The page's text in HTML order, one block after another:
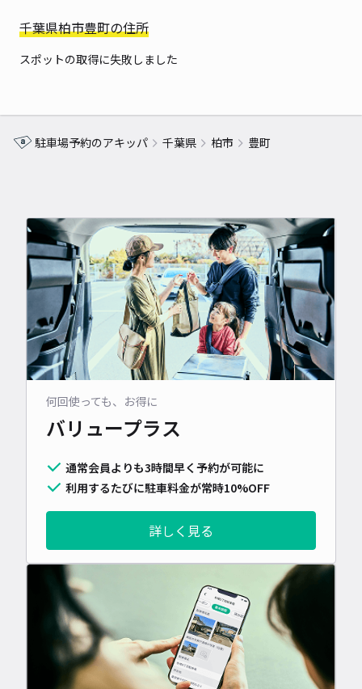
千葉県柏市豊町の住所
スポットの取得に失敗しました
駐車場予約のアキッパ 千葉県 柏市 豊町
何回使っても、お得に
バリュープラス
通常会員よりも3時間早く予約が可能に
利用するたびに駐車料金が常時10%OFF
詳しく見る